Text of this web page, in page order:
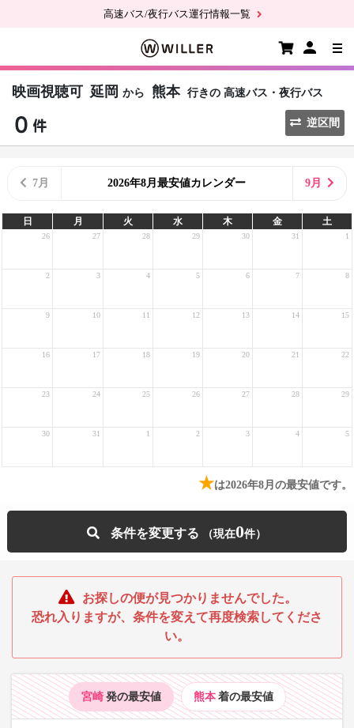
高速バス/夜行バス運行情報一覧
映画視聴可 延岡 から 熊本 行きの 高速バス・夜行バス
逆区間
7月 2026年8月最安値カレンダー 9月
日 月 火 水 木 金 土
26 27 28 29 30 31 1
2 3 4 5 6 7 8
9 10 11 12 13 14 15
16 17 18 19 20 21 22
23 24 25 26 27 28 29
30 31 1 2 3 4 5
★は2026年8月の最安値です。
条件を変更する 0
お探しの便が見つかりませんでした。
恐れ入りますが、条件を変えて再度検索してくださ
い。
宮崎 発の最安値 熊本 着の最安値